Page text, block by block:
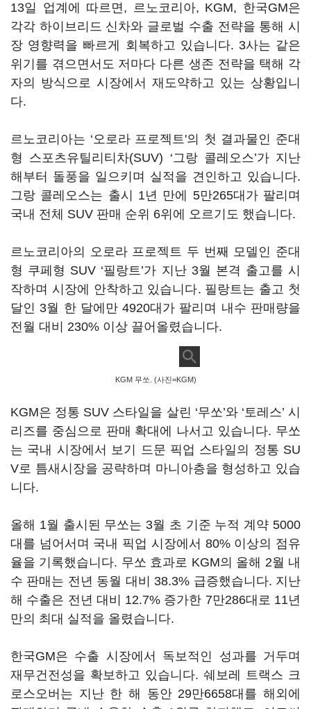
13일 업계에 따르면, 르노코리아, KGM, 한국GM은
각각 하이브리드 신차와 글로벌 수출 전략을 통해 시
장 영향력을 빠르게 회복하고 있습니다. 3사는 같은
위기를 겪으면서도 저마다 다른 생존 전략을 택해 각
자의 방식으로 시장에서 재도약하고 있는 상황입니
다.
르노코리아는 ‘오로라 프로젝트'의 첫 결과물인 준대
형 스포츠유틸리티차(SUV) ‘그랑 콜레오스’가 지난
해부터 돌풍을 일으키며 실적을 견인하고 있습니다.
그랑 콜레오스는 출시 1년 만에 5만265대가 팔리며
국내 전체 SUV 판매 순위 6위에 오르기도 했습니다.
르노코리아의 오로라 프로젝트 두 번째 모델인 준대
형 쿠페형 SUV ‘필랑트’가 지난 3월 본격 출고를 시
작하며 시장에 안착하고 있습니다. 필랑트는 출고 첫
달인 3월 한 달에만 4920대가 팔리며 내수 판매량을
전월 대비 230% 이상 끌어올렸습니다.
KGM 무쏘. (사진=KGM)
KGM은 정통 SUV 스타일을 살린 ‘무쏘’와 ‘토레스’ 시
리즈를 중심으로 판매 확대에 나서고 있습니다. 무쏘
는 국내 시장에서 보기 드문 픽업 스타일의 정통 SU
V로 틈새시장을 공략하며 마니아층을 형성하고 있습
니다.
올해 1월 출시된 무쏘는 3월 초 기준 누적 계약 5000
대를 넘어서며 국내 픽업 시장에서 80% 이상의 점유
율을 기록했습니다. 무쏘 효과로 KGM의 올해 2월 내
수 판매는 전년 동월 대비 38.3% 급증했습니다. 지난
해 수출은 전년 대비 12.7% 증가한 7만286대로 11년
만의 최대 실적을 올렸습니다.
한국GM은 수출 시장에서 독보적인 성과를 거두며
재무건전성을 확보하고 있습니다. 쉐보레 트랙스 크
로스오버는 지난 한 해 동안 29만6658대를 해외에